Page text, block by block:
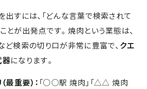
すには、「どんな言葉で検索されて
とが出発点です。焼肉という業態は、
ど検索の切り口が非常に豊富で、 クエ
器になります。
最重要）： 「○○駅 焼肉」「△△ 焼肉